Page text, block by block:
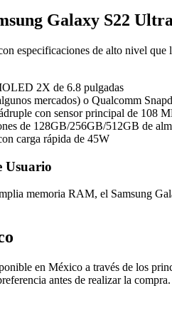
Galaxy S22 Ultra
especificaciones de alto nivel que
2X de 6.8 pulgadas
mercados) o Qualcomm
con sensor principal de 108
de 128GB/256GB/512GB de
carga rápida de 45W
Usuario
memoria RAM, el Samsung
en México a través de los
antes de realizar la compra.